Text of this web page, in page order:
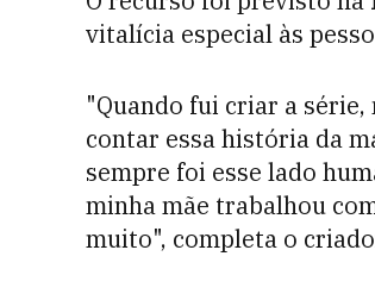
vitalícia especial às
"Quando fui criar a
contar essa história da
sempre foi esse lado
minha mãe trabalhou
muito", completa o